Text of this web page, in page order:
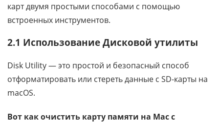
карт двумя простыми способами с помощью
встроенных инструментов.
2.1 Использование Дисковой утилиты
Disk Utility — это простой и безопасный способ
отформатировать или стереть данные с SD-карты на
macOS.
Вот как очистить карту памяти на Mac с